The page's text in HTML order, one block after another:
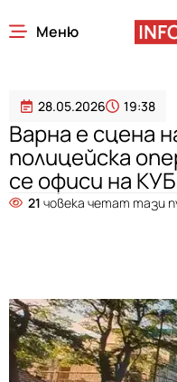
Меню
28.05.2026 19:38
Варна е сцена
полицейска
се офиси на КУБ
21 човека четат тази